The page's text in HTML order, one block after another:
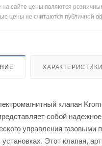
на сайте цены являются
цены не считаются публичной
ХАРАКТЕРИСТИКИ
клапан
собой
управления газовыми
Этот клапан,